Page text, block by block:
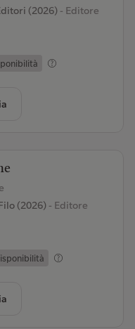
(2026)- Editore
(2026)- Editore